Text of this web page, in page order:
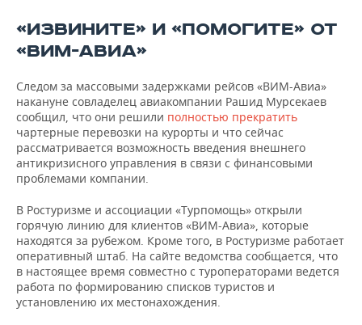
ВОДНЫЕ ВИДЫ СПОРТА
ХОККЕЙ С МЯЧОМ
ОБРАЗОВАНИЕ
ПРОИСШЕСТВИЯ
«ИЗВИНИТЕ» И «ПОМОГИТЕ» ОТ
«ВИМ-АВИА»
Следом за массовыми задержками рейсов «ВИМ-Авиа»
накануне совладелец авиакомпании Рашид Мурсекаев
сообщил, что они решили полностью прекратить
чартерные перевозки на курорты и что сейчас
рассматривается возможность введения внешнего
антикризисного управления в связи с финансовыми
проблемами компании.
В Ростуризме и ассоциации «Турпомощь» открыли
горячую линию для клиентов «ВИМ-Авиа», которые
находятся за рубежом. Кроме того, в Ростуризме работает
оперативный штаб. На сайте ведомства сообщается, что
в настоящее время совместно с туроператорами ведется
работа по формированию списков туристов и
установлению их местонахождения.